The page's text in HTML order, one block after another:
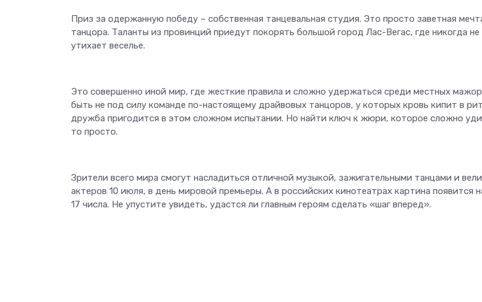
Приз за одержанную победу – собственная танцевальная студия. Это просто заветная
танцора. Таланты из провинций приедут покорять большой город Лас-Вегас, где никогда не
утихает веселье.
Это совершенно иной мир, где жесткие правила и сложно удержаться среди местных
быть не под силу команде по-настоящему драйвовых танцоров, у которых кровь кипит в
дружба пригодится в этом сложном испытании. Но найти ключ к жюри, которое сложно
то просто.
Зрители всего мира смогут насладиться отличной музыкой, зажигательными танцами и
актеров 10 июля, в день мировой премьеры. А в российских кинотеатрах картина появится
17 числа. Не упустите увидеть, удастся ли главным героям сделать «шаг вперед».